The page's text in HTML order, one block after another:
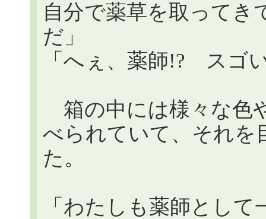
自分で薬草を取ってき
だ」
「へぇ、薬師!? スゴ
箱の中には様々な色
べられていて、それを
た。
「わたしも薬師とし